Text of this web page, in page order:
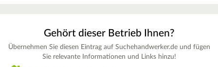
Gehört dieser Betrieb Ihnen?
Übernehmen Sie diesen Eintrag auf Suchehandwerker.de und fügen
Sie relevante Informationen und Links hinzu!